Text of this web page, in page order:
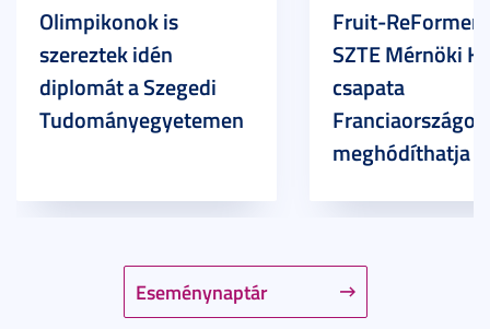
Eseménynaptár
Olimpikonok is
szereztek idén
diplomát a Szegedi
Tudományegyetemen
Fruit-
SZTE Mérnöki
csapata
Franciaországot
meghódíthatja